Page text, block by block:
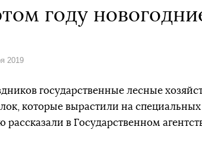
году
2019
государственные лесные
которые вырастили на специальных
в Государственном